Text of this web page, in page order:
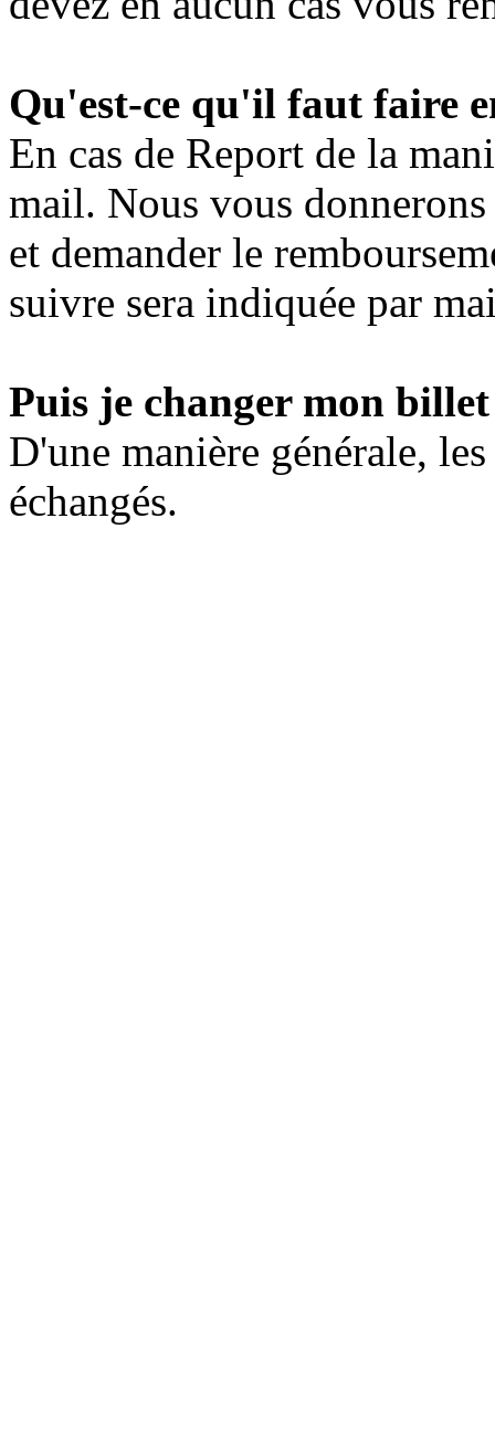
Qu'est-ce qu'il faut faire
En cas de Report de la
mail. Nous vous
et demander le
suivre sera indiquée par
Puis je changer mon
D'une manière générale,
échangés.